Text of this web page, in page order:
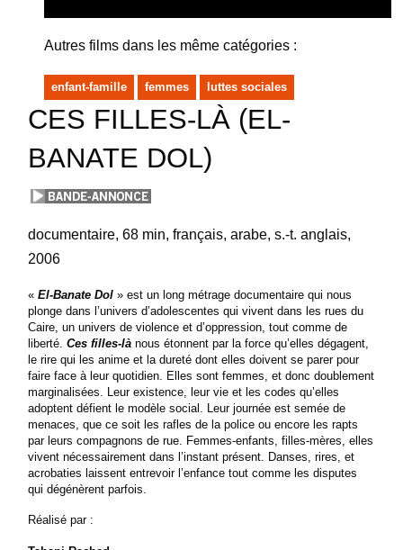
Autres films dans les même catégories :
enfant-famille femmes luttes sociales
CES FILLES-LÀ (EL-
BANATE DOL)
documentaire 68 min français, arabe, s.-t. anglais
2006
« El-Banate Dol » est un long métrage documentaire qui nous
plonge dans l’univers d’adolescentes qui vivent dans les rues du
Caire, un univers de violence et d’oppression, tout comme de
liberté.Ces filles-là nous étonnent par la force qu’elles dégagent,
le rire qui les anime et la dureté dont elles doivent se parer pour
faire face à leur quotidien. Elles sont femmes, et donc doublement
marginalisées. Leur existence, leur vie et les codes qu’elles
adoptent défient le modèle social. Leur journée est semée de
menaces, que ce soit les rafles de la police ou encore les rapts
par leurs compagnons de rue. Femmes-enfants, filles-mères, elles
vivent nécessairement dans l’instant présent. Danses, rires, et
acrobaties laissent entrevoir l’enfance tout comme les disputes
qui dégénèrent parfois.
Réalisé par :